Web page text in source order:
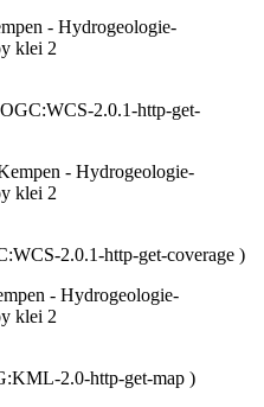
- Hydrogeologie-
klei 2
OGC:WCS-2.0.1-http-get-
- Hydrogeologie-
klei 2
2.0.1-http-get-coverage )
- Hydrogeologie-
klei 2
2.0-http-get-map )